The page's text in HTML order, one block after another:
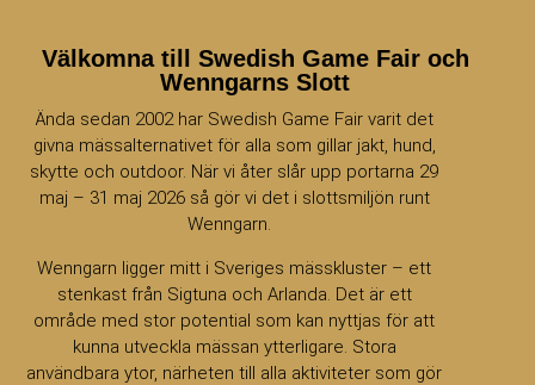
Välkomna till Swedish Game Fair och
Wenngarns Slott
Ända sedan 2002 har Swedish Game Fair varit det
givna mässalternativet för alla som gillar jakt, hund,
skytte och outdoor. När vi åter slår upp portarna 29
maj – 31 maj 2026 så gör vi det i slottsmiljön runt
Wenngarn.
Wenngarn ligger mitt i Sveriges mässkluster – ett
stenkast från Sigtuna och Arlanda. Det är ett
område med stor potential som kan nyttjas för att
kunna utveckla mässan ytterligare. Stora
användbara ytor, närheten till alla aktiviteter som gör